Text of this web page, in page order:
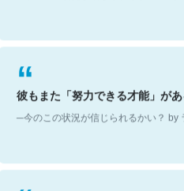
彼もまた「努力できる才能」があ
─今のこの状況が信じられるかい？ by